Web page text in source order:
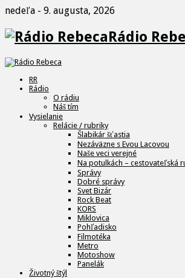
nedeľa - 9. augusta, 2026
Rádio
RR
Rádio
O rádiu
Náš tím
Vysielanie
Relácie / rubriky
Šlabikár šťastia
Nezáväzne s Evou Lacovou
Naše veci verejné
Na potulkách – cestovateľská
Správy
Dobré správy
Svet Bizár
Rock Beat
KORS
Miklovica
Pohľadisko
Filmotéka
Metro
Motoshow
Panelák
Životný štýl